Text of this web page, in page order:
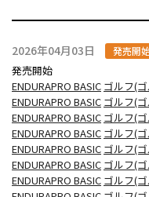
2026年04月03日 発売開
発売開始
ENDURAPRO BASIC ゴルフ(
ENDURAPRO BASIC ゴルフ(
ENDURAPRO BASIC ゴルフ(
ENDURAPRO BASIC ゴルフ(
ENDURAPRO BASIC ゴルフ(
ENDURAPRO BASIC ゴルフ(
ENDURAPRO BASIC ゴルフ(